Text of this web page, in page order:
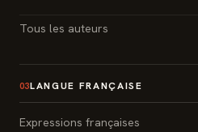
Tous les auteurs
03LANGUE FRANÇAISE
Expressions françaises